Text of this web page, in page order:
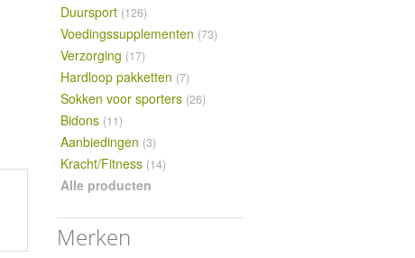
Duursport (126)
Voedingssupplementen (73)
Verzorging (17)
Hardloop pakketten (7)
Sokken voor sporters (26)
Bidons (11)
Aanbiedingen (3)
Kracht/Fitness (14)
Alle producten
Merken